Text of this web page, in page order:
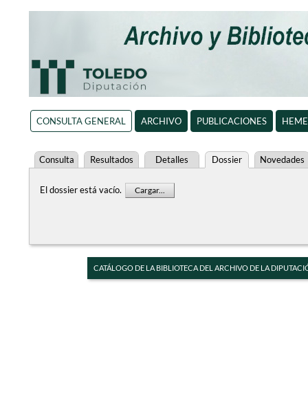
CONSULTA GENERAL ARCHIVO PUBLICACIONES
Consulta Resultados Detalles Dossier Novedades
El dossier está vacío. Cargar...
CATÁLOGO DE LA BIBLIOTECA DEL ARCHIVO DE LA